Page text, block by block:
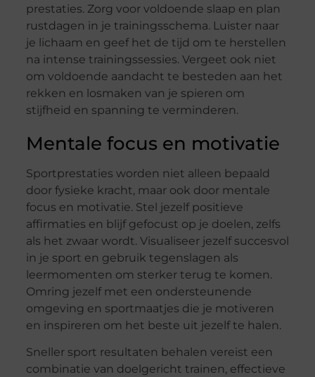
prestaties. Zorg voor voldoende slaap en plan
rustdagen in je trainingsschema. Luister naar
je lichaam en geef het de tijd om te herstellen
na intense trainingssessies. Vergeet ook niet
om voldoende aandacht te besteden aan het
rekken en losmaken van je spieren om
stijfheid en spanning te verminderen.
Mentale focus en motivatie
Sportprestaties worden niet alleen bepaald
door fysieke kracht, maar ook door mentale
focus en motivatie. Stel jezelf positieve
affirmaties en blijf gefocust op je doelen, zelfs
als het zwaar wordt. Visualiseer jezelf succesvol
in je sport en gebruik tegenslagen als
leermomenten om sterker terug te komen.
Omring jezelf met een ondersteunende
omgeving en sportmaatjes die je motiveren
en inspireren om het beste uit jezelf te halen.
Sneller sport resultaten behalen vereist een
combinatie van doelgericht trainen, effectieve